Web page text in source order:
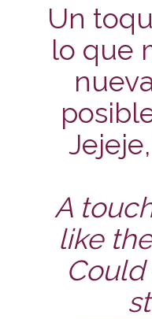
Un
lo que
A
like